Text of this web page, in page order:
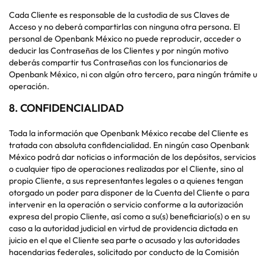
Cada Cliente es responsable de la custodia de sus Claves de
Acceso y no deberá compartirlas con ninguna otra persona. El
personal de Openbank México no puede reproducir, acceder o
deducir las Contraseñas de los Clientes y por ningún motivo
deberás compartir tus Contraseñas con los funcionarios de
Openbank México, ni con algún otro tercero, para ningún trámite u
operación.
8. CONFIDENCIALIDAD
Toda la información que Openbank México recabe del Cliente es
tratada con absoluta confidencialidad. En ningún caso Openbank
México podrá dar noticias o información de los depósitos, servicios
o cualquier tipo de operaciones realizadas por el Cliente, sino al
propio Cliente, a sus representantes legales o a quienes tengan
otorgado un poder para disponer de la Cuenta del Cliente o para
intervenir en la operación o servicio conforme a la autorización
expresa del propio Cliente, así como a su(s) beneficiario(s) o en su
caso a la autoridad judicial en virtud de providencia dictada en
juicio en el que el Cliente sea parte o acusado y las autoridades
hacendarias federales, solicitado por conducto de la Comisión